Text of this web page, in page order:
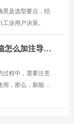
景及选型要点，结
业用户决策。
怎么加注导热
过程中，需要注意
用，那么，新能源
合测试箱保证没有